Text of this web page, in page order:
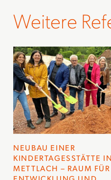
Weitere
NEUBAU EINER
KINDERTAGESSTÄTTE IN
METTLACH – RAUM FÜR